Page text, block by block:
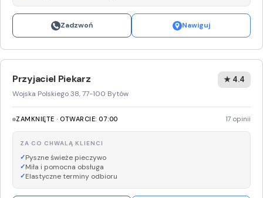
Zadzwoń Nawiguj
Przyjaciel Piekarz
Wojska Polskiego 38, 77-100 Bytów
★ 4.4
ZAMKNIĘTE · OTWARCIE: 07:00 17 opinii
ZA CO CHWALĄ KLIENCI
Pyszne świeże pieczywo
Miła i pomocna obsługa
Elastyczne terminy odbioru